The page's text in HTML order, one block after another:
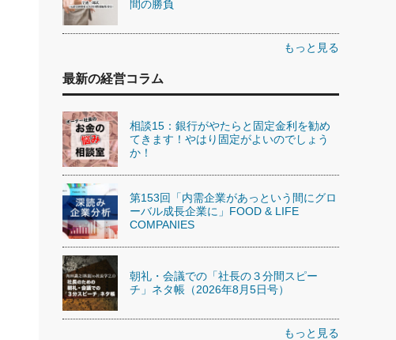
間の勝負
もっと見る
最新の経営コラム
相談15：銀行がやたらと固定金利を勧め
てきます！やはり固定がよいのでしょう
か！
第153回「内需企業があっという間にグロ
ーバル成長企業に」FOOD & LIFE
COMPANIES
朝礼・会議での「社長の３分間スピー
チ」ネタ帳（2026年8月5日号）
もっと見る